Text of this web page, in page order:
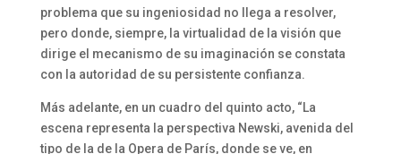
problema que su ingeniosidad no llega a resolver,
pero donde, siempre, la virtualidad de la visión que
dirige el mecanismo de su imaginación se constata
con la autoridad de su persistente confianza.
Más adelante, en un cuadro del quinto acto, “La
escena representa la perspectiva Newski, avenida del
tipo de la de la Opera de París, donde se ve, en